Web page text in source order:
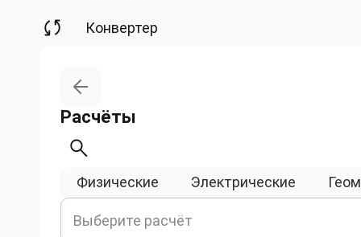
Конвертер
Расчёты
Физические Электрические
Выберите расчёт